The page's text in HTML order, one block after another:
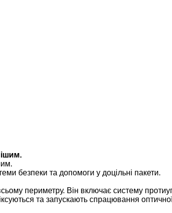
безпеки та допомоги у доцільні пакети.
периметру. Він включає систему
та запускають спрацювання оптичної